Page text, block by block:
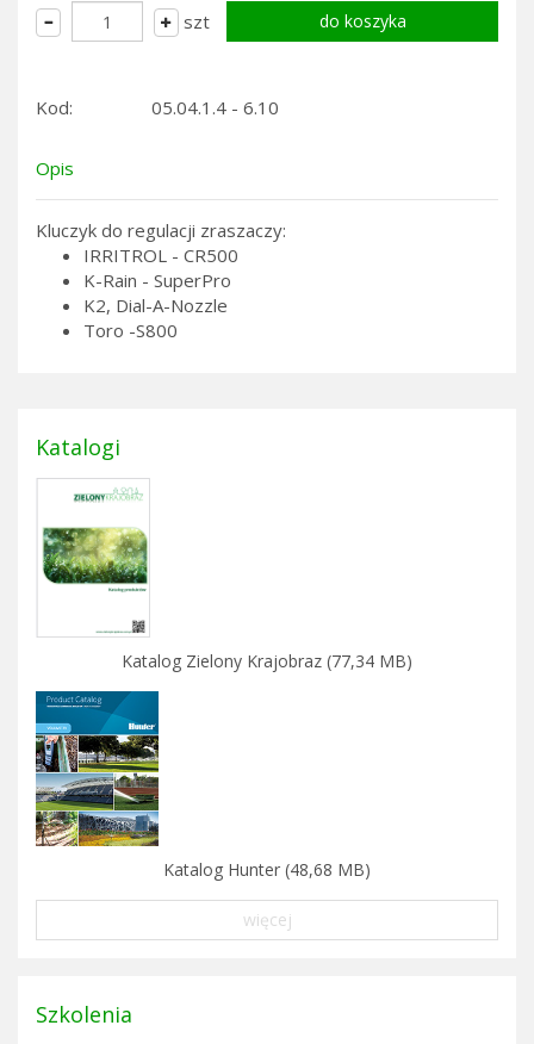
szt
Kod: 05.04.1.4 - 6.10
Opis
Kluczyk do regulacji zraszaczy:
IRRITROL - CR500
K-Rain - SuperPro
K2, Dial-A-Nozzle
Toro -S800
Katalogi
Katalog Zielony Krajobraz (77,34 MB)
Katalog Hunter (48,68 MB)
więcej
Szkolenia